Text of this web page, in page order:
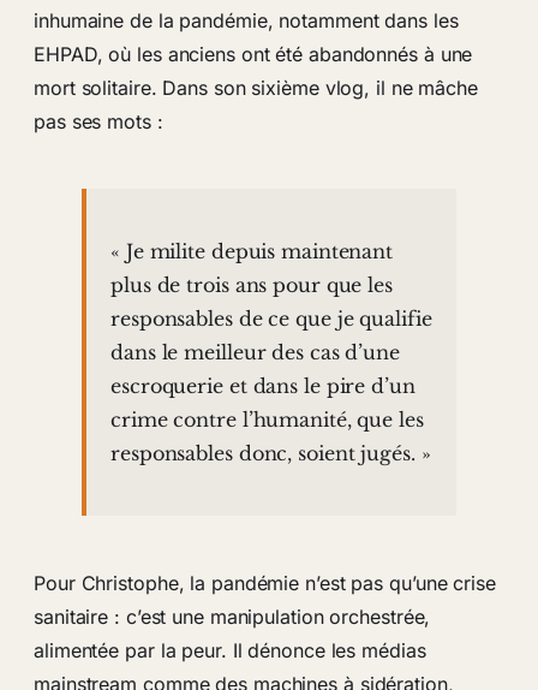
inhumaine de la pandémie, notamment dans les
EHPAD, où les anciens ont été abandonnés à une
mort solitaire. Dans son sixième vlog, il ne mâche
pas ses mots :
« Je milite depuis maintenant
plus de trois ans pour que les
responsables de ce que je qualifie
dans le meilleur des cas d’une
escroquerie et dans le pire d’un
crime contre l’humanité, que les
responsables donc, soient jugés. »
Pour Christophe, la pandémie n’est pas qu’une crise
sanitaire : c’est une manipulation orchestrée,
alimentée par la peur. Il dénonce les médias
mainstream comme des machines à sidération,